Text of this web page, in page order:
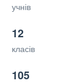
учнів
12
класів
105